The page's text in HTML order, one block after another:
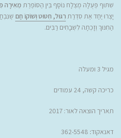
שִׁתּוּף פְּעֻלָּה מֻצְלָח נוֹסָף בֵּין הַסּוֹפֶרֶת מֵאִירָה
יָצְרוּ יַחַד אֶת סִדְרַתרִגּוּל, חִטּוּט וְשׁוֹקוֹ חַם
הַחִנּוּךְ וְזָכְתָה לִשְׁבָחִים רַבִּים.
מגיל 3 ומעלה
כריכה קשה, 24 עמודים
תאריך הוצאה לאור: 2017
דאנאקוד:
362-5548